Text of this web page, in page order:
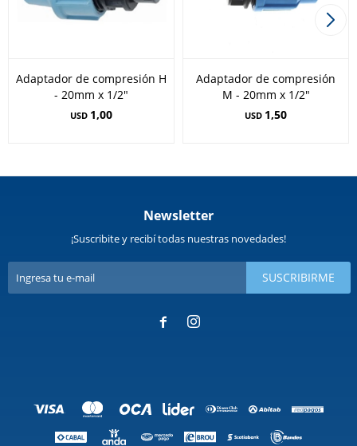
Adaptador de compresión H
- 20mm x 1/2"
USD 1,00
Adaptador de compresión
M - 20mm x 1/2"
USD 1,50
Newsletter
¡Suscribite y recibí todas nuestras novedades!
SUSCRIBIRME
 